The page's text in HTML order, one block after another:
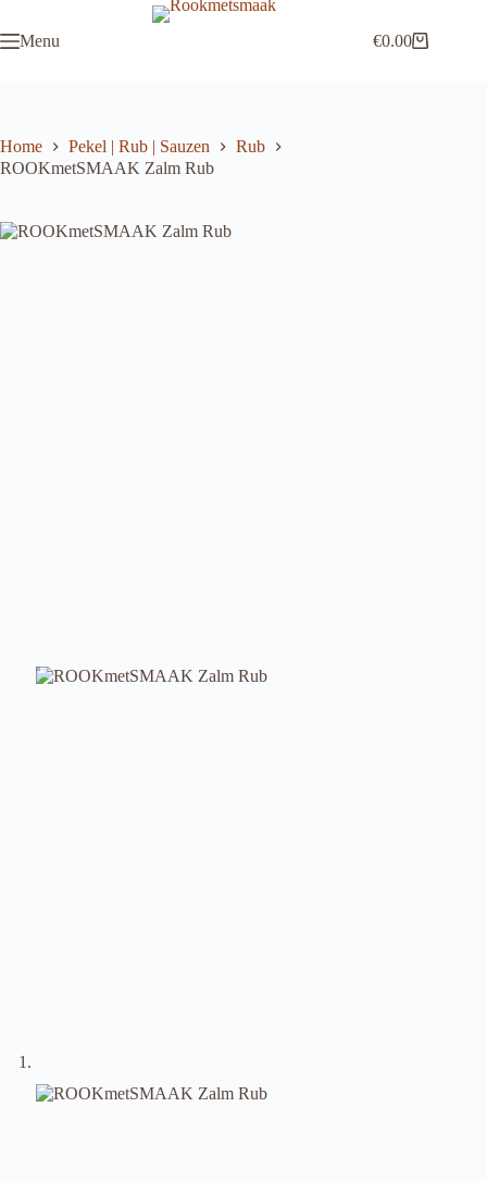
de Menu Winkelwagen
€0.00
Home Pekel | Rub | Sauzen
Rub
ROOKmetSMAAK Zalm Rub